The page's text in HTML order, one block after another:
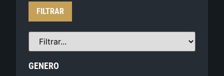
FILTRAR
GENERO